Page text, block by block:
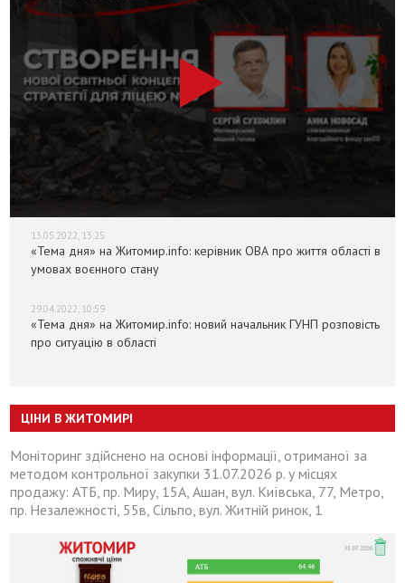
13.05.2022, 13:25
«Тема дня» на Житомир.info: керівник ОВА про життя області в
умовах воєнного стану
29.04.2022, 10:59
«Тема дня» на Житомир.info: новий начальник ГУНП розповість
про ситуацію в області
ЦІНИ В ЖИТОМИРІ
Моніторинг здійснено на основі інформації, отриманої за
методом контрольної закупки 31.07.2026 р. у місцях
продажу: АТБ, пр. Миру, 15А, Ашан, вул. Київська, 77, Метро,
пр. Незалежності, 55в, Сільпо, вул. Житній ринок, 1